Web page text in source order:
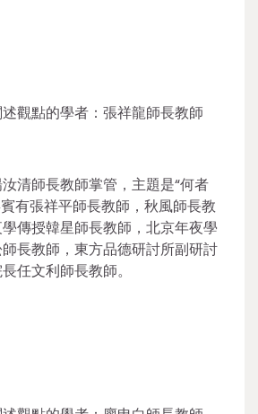
觀點的學者：張祥龍師長教師
清師長教師掌管，主題是“何者
賓有張祥平師長教師，秋風師長教
傳授韓星師長教師，北京年夜學
長教師，東方品德研討所副研討
任文利師長教師。